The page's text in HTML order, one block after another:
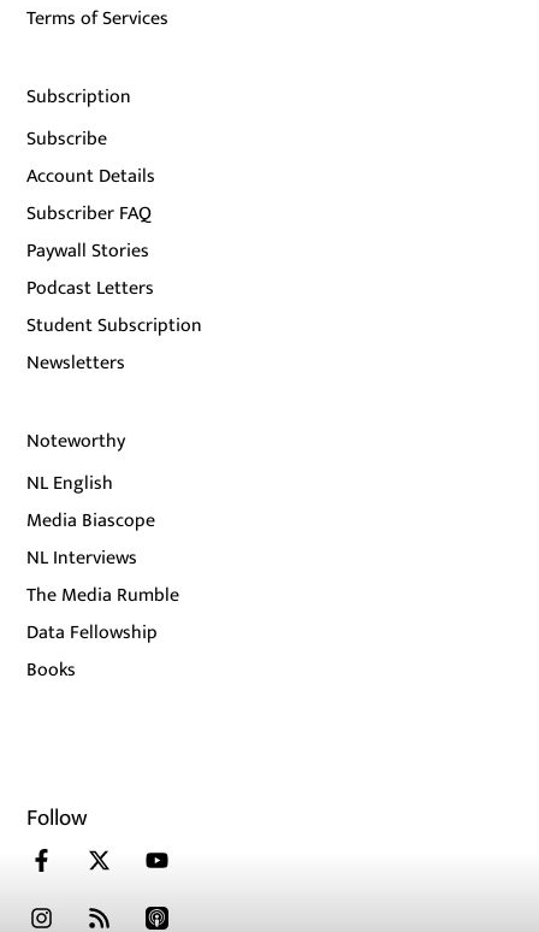
Terms of Services
Subscription
Subscribe
Account Details
Subscriber FAQ
Paywall Stories
Podcast Letters
Student Subscription
Newsletters
Noteworthy
NL English
Media Biascope
NL Interviews
The Media Rumble
Data Fellowship
Books
Follow